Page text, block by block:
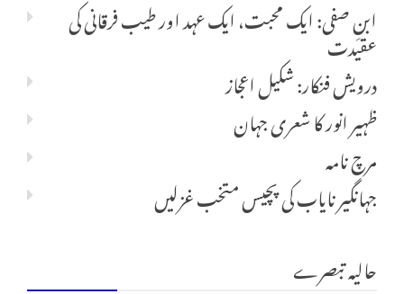
ابنِ صفی: ایک محبت، ایک عہد اور طیب فرقانی کی
عقیدت
درویش فنکار: شکیل اعجاز
ظہیر انور کا شعری جہان
مرچ نامہ
جہانگیر نایاب کی پچیس متخب غزلیں
حالیہ تبصرے